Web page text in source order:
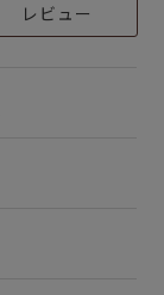
レビュー